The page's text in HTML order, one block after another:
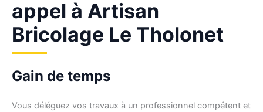
appel à Artisan
Bricolage Le Tholonet
Gain de temps
Vous déléguez vos travaux à un professionnel compétent et